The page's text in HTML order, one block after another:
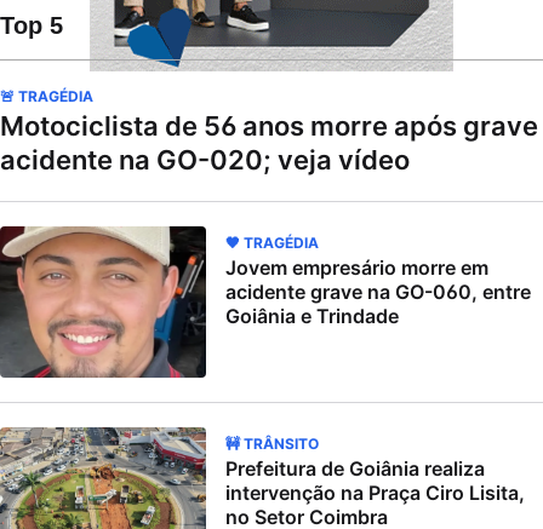
Top 5
🚨 TRAGÉDIA
Motociclista de 56 anos morre após grave
acidente na GO-020; veja vídeo
🖤 TRAGÉDIA
Jovem empresário morre em
acidente grave na GO-060, entre
Goiânia e Trindade
🚧 TRÂNSITO
Prefeitura de Goiânia realiza
intervenção na Praça Ciro Lisita,
no Setor Coimbra